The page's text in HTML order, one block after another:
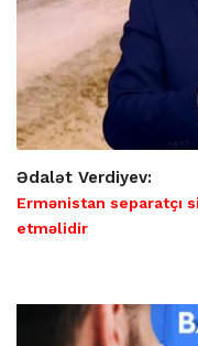
Ədalət Verdiyev:
Ermənistan separatçı
etməlidir